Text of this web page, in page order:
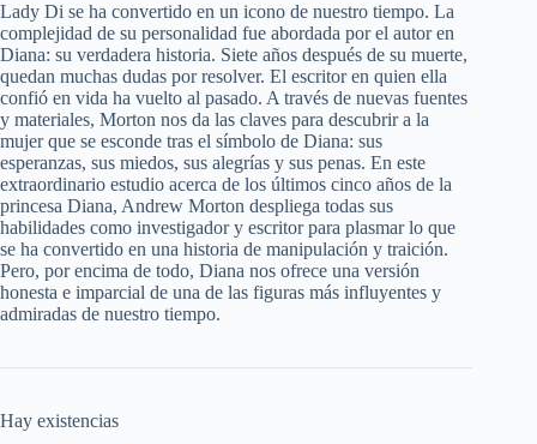
Lady Di se ha convertido en un icono de nuestro tiempo. La
complejidad de su personalidad fue abordada por el autor en
Diana: su verdadera historia. Siete años después de su muerte,
quedan muchas dudas por resolver. El escritor en quien ella
confió en vida ha vuelto al pasado. A través de nuevas fuentes
y materiales, Morton nos da las claves para descubrir a la
mujer que se esconde tras el símbolo de Diana: sus
esperanzas, sus miedos, sus alegrías y sus penas. En este
extraordinario estudio acerca de los últimos cinco años de la
princesa Diana, Andrew Morton despliega todas sus
habilidades como investigador y escritor para plasmar lo que
se ha convertido en una historia de manipulación y traición.
Pero, por encima de todo, Diana nos ofrece una versión
honesta e imparcial de una de las figuras más influyentes y
admiradas de nuestro tiempo.
Hay existencias